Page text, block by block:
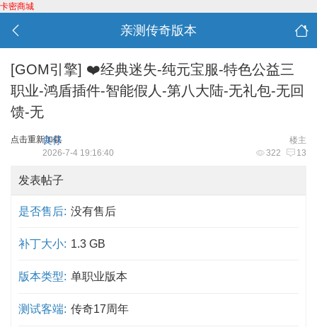
卡密商城
亲测传奇版本
[GOM引擎] ❤️经典迷失-纯元宝服-特色公益三
职业-鸿盾插件-智能假人-第八大陆-无礼包-无回
馈-无
点击重新加载 楼主
良仔
322 13
2026-7-4 19:16:40
发表帖子
是否售后: 没有售后
补丁大小: 1.3 GB
版本类型: 单职业版本
测试客端: 传奇17周年